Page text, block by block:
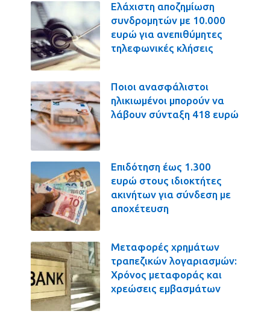
Ελάχιστη αποζημίωση
συνδρομητών με 10.000
ευρώ για ανεπιθύμητες
τηλεφωνικές κλήσεις
Ποιοι ανασφάλιστοι
ηλικιωμένοι μπορούν να
λάβουν σύνταξη 418 ευρώ
Επιδότηση έως 1.300
ευρώ στους ιδιοκτήτες
ακινήτων για σύνδεση με
αποχέτευση
Μεταφορές χρημάτων
τραπεζικών λογαριασμών:
Χρόνος μεταφοράς και
χρεώσεις εμβασμάτων